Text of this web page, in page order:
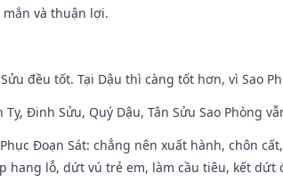
và thuận lợi.
đều tốt. Tại Dậu thì càng tốt hơn, vì Sao
Tỵ, Đinh Sửu, Quý Dậu, Tân Sửu Sao Phòng
Đoạn Sát: chẳng nên xuất hành, chôn
hang lỗ, dứt vú trẻ em, làm cầu tiêu, kết dứt